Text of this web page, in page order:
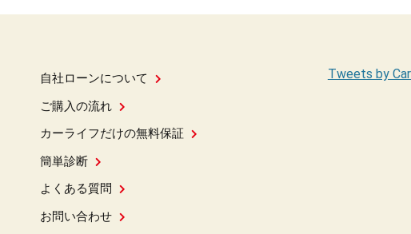
自社ローンについて
ご購入の流れ
カーライフだけの無料保証
簡単診断
よくある質問
お問い合わせ
Tweets by